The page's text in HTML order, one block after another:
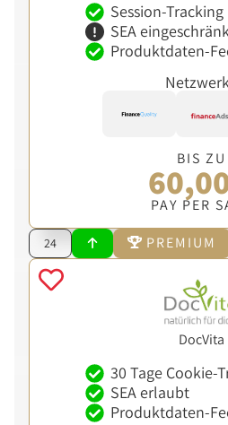
Session-Tracking
SEA
Produktdaten-
BIS ZU
PAY PER
24 PREMIUM
DocVita
30 Tage Cookie-
SEA erlaubt
Produktdaten-